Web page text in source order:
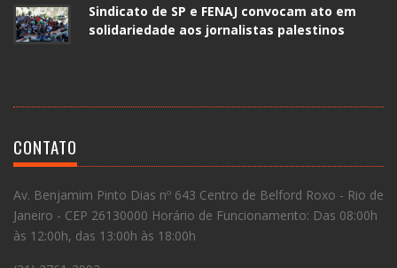
Sindicato de SP e FENAJ convocam ato em
solidariedade aos jornalistas palestinos
CONTATO
Av. Benjamim Pinto Dias nº 643 Centro de Belford Roxo - Rio de
Janeiro - CEP 26130000 Horário de Funcionamento: Das 08:00h
às 12:00h, das 13:00h às 18:00h